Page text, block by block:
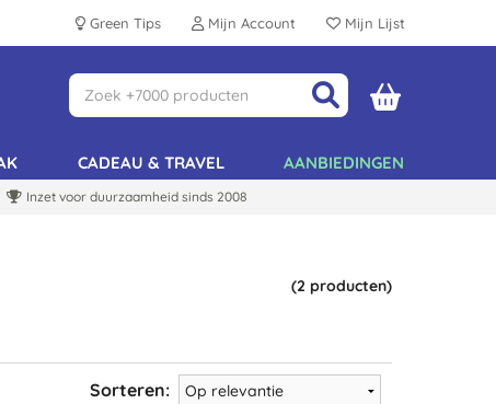
Green Tips Mijn Account Mijn Lijst
CADEAU & TRAVEL AANBIEDINGEN
Inzet voor duurzaamheid sinds 2008
(2 producten)
Sorteren: